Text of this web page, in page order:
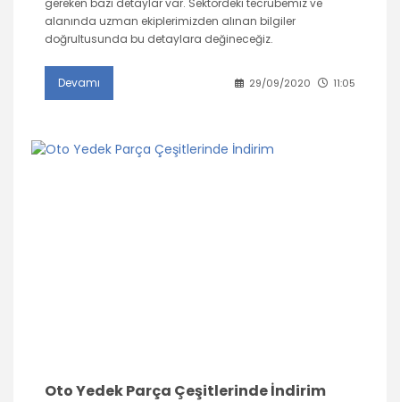
gereken bazı detaylar var. Sektördeki tecrübemiz ve
alanında uzman ekiplerimizden alınan bilgiler
doğrultusunda bu detaylara değineceğiz.
Devamı 29/09/2020 11:05
Oto Yedek Parça Çeşitlerinde İndirim